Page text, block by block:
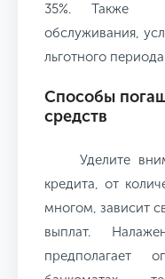
35%. Также
обслуживания,
льготного
Способы
средств
Уделите
кредита, от
многом, зависит
выплат.
предполагает